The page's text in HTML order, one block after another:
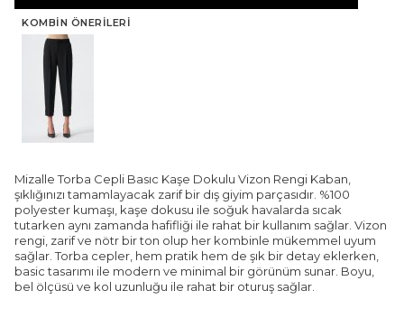
KOMBIN ÖNERILERI
Mizalle Torba Cepli Basıc Kaşe Dokulu Vizon Rengi Kaban,
şıklığınızı tamamlayacak zarif bir dış giyim parçasıdır. %100
polyester kumaşı, kaşe dokusu ile soğuk havalarda sıcak
tutarken aynı zamanda hafifliği ile rahat bir kullanım sağlar. Vizon
rengi, zarif ve nötr bir ton olup her kombinle mükemmel uyum
sağlar. Torba cepler, hem pratik hem de şık bir detay eklerken,
basic tasarımı ile modern ve minimal bir görünüm sunar. Boyu,
bel ölçüsü ve kol uzunluğu ile rahat bir oturuş sağlar.